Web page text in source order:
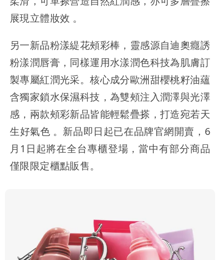
展現立體妝效 。
另一新品粉漾緹花頰彩棒，靈感源自迪奧癮誘
粉漾潤唇膏，同樣運用水漾潤色科技為肌膚訂
製專屬紅潤光采。核心成分歐洲甜櫻桃籽油蘊
含獨家鎖水保濕科技，為雙頰注入潤澤與光澤
感，兩款頰彩新品皆能輕鬆疊搽，打造宛若天
生好氣色 。新品即日起已在品牌官網開賣，6
月1日起將在全台專櫃登場，當中有部分商品
僅限限定櫃點販售。